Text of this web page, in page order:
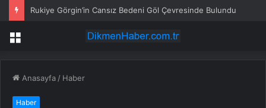
Rukiye Görgin’in Cansız Bedeni Göl Çevresinde Bulundu
Menü
Anasayfa / Haber
Haber